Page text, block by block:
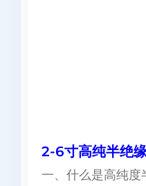
2-6寸高纯半绝
一、什么是高纯度